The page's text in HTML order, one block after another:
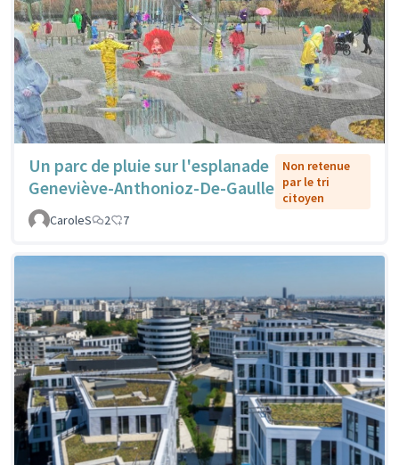
Un parc de pluie sur l'esplanade
Geneviève-Anthonioz-De-Gaulle
Non retenue
par le tri
citoyen
CaroleS
2 7